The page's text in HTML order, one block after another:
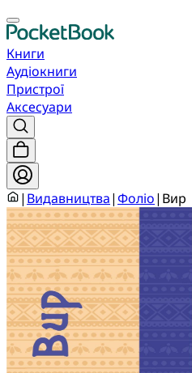
Книги
Аудіокниги
Пристрої
Аксесуари
| Видавництва|Фоліо| Вир